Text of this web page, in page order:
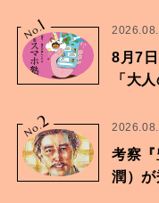
No.
1
8月7
「大
No.2
考察
潤）